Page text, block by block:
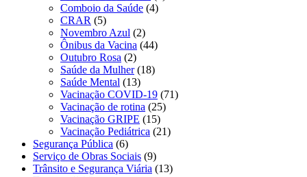
Comboio da Saúde (4)
CRAR (5)
Novembro Azul (2)
Ônibus da Vacina (44)
Outubro Rosa (2)
Saúde da Mulher(18)
Saúde Mental (13)
Vacinação COVID-19 (71)
Vacinação de rotina (25)
Vacinação GRIPE (15)
Vacinação Pediátrica (21)
Segurança Pública (6)
Serviço de Obras Sociais (9)
Trânsito e Segurança Viária (13)